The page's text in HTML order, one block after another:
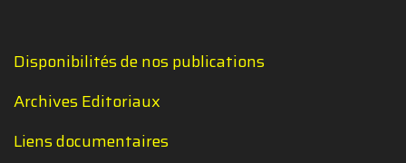
Disponibilités de nos publications
Archives Editoriaux
Liens documentaires